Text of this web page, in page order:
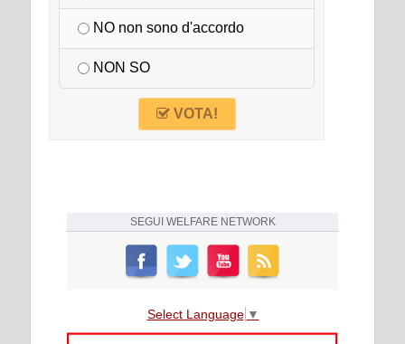
NO non sono d'accordo
NON SO
VOTA!
SEGUI WELFARE NETWORK
Select Language ▼